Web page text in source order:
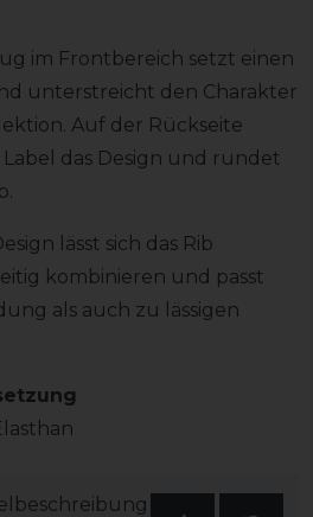
im Frontbereich setzt einen
unterstreicht den Charakter
Auf der Rückseite
das Design und rundet
lässt sich das Rib
kombinieren und passt
als auch zu lässigen